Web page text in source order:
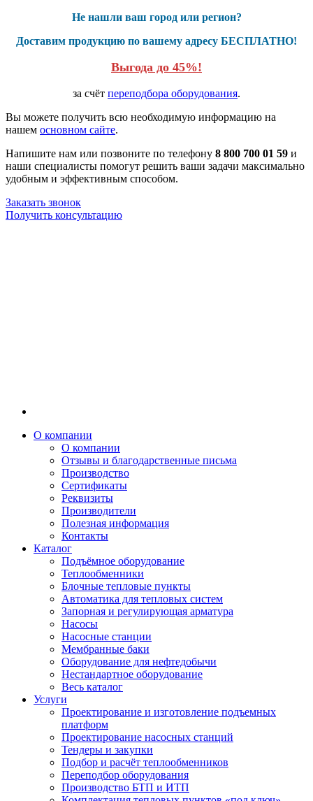
Не нашли ваш город или регион?
Доставим продукцию по вашему адресу БЕСПЛАТНО!
Выгода до 45%!
за счёт переподбора оборудования.
Вы можете получить всю необходимую информацию на
нашем основном сайте.
Напишите нам или позвоните по телефону 8 800 700 01 59 и
наши специалисты помогут решить ваши задачи максимально
удобным и эффективным способом.
Заказать звонок
Получить консультацию
О компании
О компании
Отзывы и благодарственные письма
Производство
Сертификаты
Реквизиты
Производители
Полезная информация
Контакты
Каталог
Подъёмное оборудование
Теплообменники
Блочные тепловые пункты
Автоматика для тепловых систем
Запорная и регулирующая арматура
Насосы
Насосные станции
Мембранные баки
Оборудование для нефтедобычи
Нестандартное оборудование
Весь каталог
Услуги
Проектирование и изготовление подъемных
платформ
Проектирование насосных станций
Тендеры и закупки
Подбор и расчёт теплообменников
Переподбор оборудования
Производство БТП и ИТП